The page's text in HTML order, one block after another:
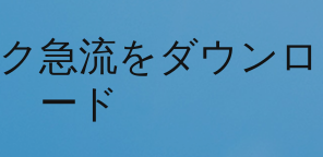
急流をダウンロ
ード